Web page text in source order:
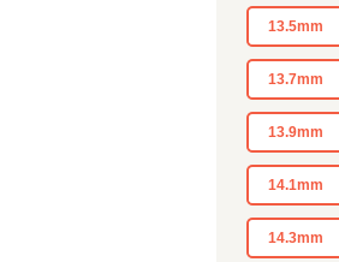
13.5mm
13.7mm
13.9mm
14.1mm
14.3mm